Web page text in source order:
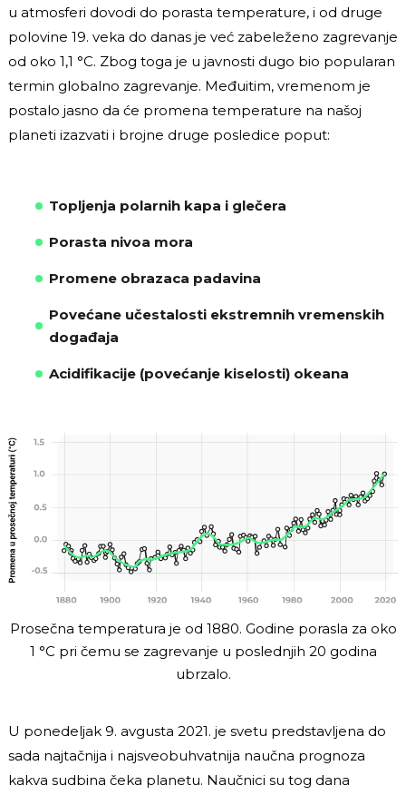
u atmosferi dovodi do porasta temperature, i od druge
polovine 19. veka do danas je već zabeleženo zagrevanje
od oko 1,1 °C. Zbog toga je u javnosti dugo bio popularan
termin globalno zagrevanje. Međuitim, vremenom je
postalo jasno da će promena temperature na našoj
planeti izazvati i brojne druge posledice poput:
Topljenja polarnih kapa i glečera
Porasta nivoa mora
Promene obrazaca padavina
Povećane učestalosti ekstremnih vremenskih
događaja
Acidifikacije (povećanje kiselosti) okeana
Prosečna temperatura je od 1880. Godine porasla za oko
1 °C pri čemu se zagrevanje u poslednjih 20 godina
ubrzalo.
U ponedeljak 9. avgusta 2021. je svetu predstavljena do
sada najtačnija i najsveobuhvatnija naučna prognoza
kakva sudbina čeka planetu. Naučnici su tog dana